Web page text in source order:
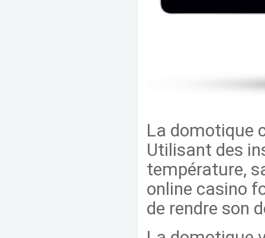
La domotique
Utilisant des
température,
online casino
de rendre son